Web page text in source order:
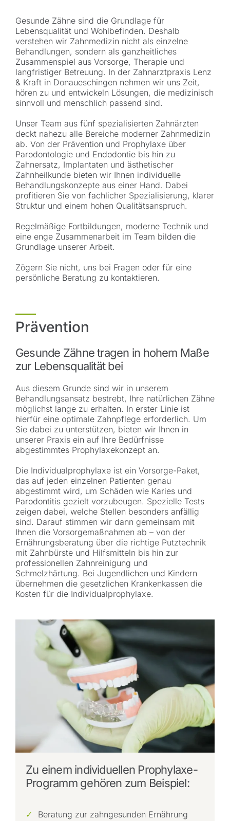
Gesunde Zähne sind die Grundlage für
Lebensqualität und Wohlbefinden. Deshalb
verstehen wir Zahnmedizin nicht als einzelne
Behandlungen, sondern als ganzheitliches
Zusammenspiel aus Vorsorge, Therapie und
langfristiger Betreuung. In der Zahnarztpraxis Lenz
& Kraft in Donaueschingen nehmen wir uns Zeit,
hören zu und entwickeln Lösungen, die medizinisch
sinnvoll und menschlich passend sind.
Unser Team aus fünf spezialisierten Zahnärzten
deckt nahezu alle Bereiche moderner Zahnmedizin
ab. Von der Prävention und Prophylaxe über
Parodontologie und Endodontie bis hin zu
Zahnersatz, Implantaten und ästhetischer
Zahnheilkunde bieten wir Ihnen individuelle
Behandlungskonzepte aus einer Hand. Dabei
profitieren Sie von fachlicher Spezialisierung, klarer
Struktur und einem hohen Qualitätsanspruch.
Regelmäßige Fortbildungen, moderne Technik und
eine enge Zusammenarbeit im Team bilden die
Grundlage unserer Arbeit.
Zögern Sie nicht, uns bei Fragen oder für eine
persönliche Beratung zu kontaktieren.
Prävention
Gesunde Zähne tragen in hohem Maße
zur Lebensqualität bei
Aus diesem Grunde sind wir in unserem
Behandlungsansatz bestrebt, Ihre natürlichen Zähne
möglichst lange zu erhalten. In erster Linie ist
hierfür eine optimale Zahnpflege erforderlich. Um
Sie dabei zu unterstützen, bieten wir Ihnen in
unserer Praxis ein auf Ihre Bedürfnisse
abgestimmtes Prophylaxekonzept an.
Die Individualprophylaxe ist ein Vorsorge-Paket,
das auf jeden einzelnen Patienten genau
abgestimmt wird, um Schäden wie Karies und
Parodontitis gezielt vorzubeugen. Spezielle Tests
zeigen dabei, welche Stellen besonders anfällig
sind. Darauf stimmen wir dann gemeinsam mit
Ihnen die Vorsorgemaßnahmen ab – von der
Ernährungsberatung über die richtige Putztechnik
mit Zahnbürste und Hilfsmitteln bis hin zur
professionellen Zahnreinigung und
Schmelzhärtung. Bei Jugendlichen und Kindern
übernehmen die gesetzlichen Krankenkassen die
Kosten für die Individualprophylaxe.
Zu einem individuellen Prophylaxe-
Programm gehören zum Beispiel:
Beratung zur zahngesunden Ernährung